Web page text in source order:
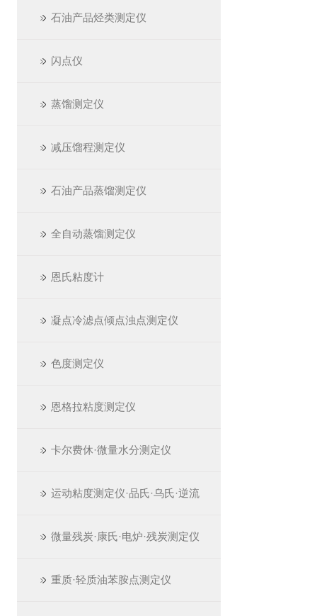
石油产品烃类测定仪
闪点仪
蒸馏测定仪
减压馏程测定仪
石油产品蒸馏测定仪
全自动蒸馏测定仪
恩氏粘度计
凝点冷滤点倾点浊点测定仪
色度测定仪
恩格拉粘度测定仪
卡尔费休·微量水分测定仪
运动粘度测定仪·品氏·乌氏·逆流
微量残炭·康氏·电炉·残炭测定仪
重质·轻质油苯胺点测定仪